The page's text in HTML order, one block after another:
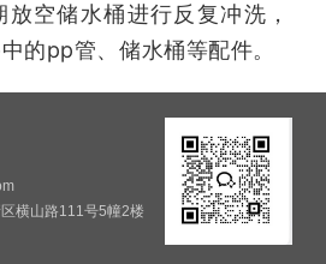
空储水桶进行反复冲洗，
的pp管、储水桶等配件。
横山路111号5幢2楼